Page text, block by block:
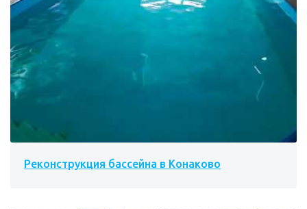
Реконструкция бассейна в Конаково